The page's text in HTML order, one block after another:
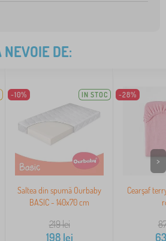
DE:
-10% IN STOC
Saltea din spumă Ourbaby
BASIC - 140x70 cm
219lei
198lei
-28%
Cearşaf
63
>